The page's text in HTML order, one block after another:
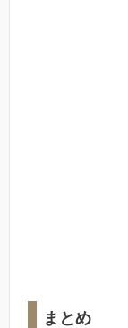
まとめ